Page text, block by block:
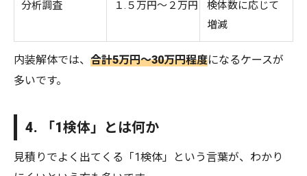
分析調査 １.５万円〜２万円
検体数に応じて
増減
内装解体では、 合計5万円〜30万円程度になるケースが
多いです。
4. 「1検体」とは何か
見積りでよく出てくる「1検体」という言葉が、わかり